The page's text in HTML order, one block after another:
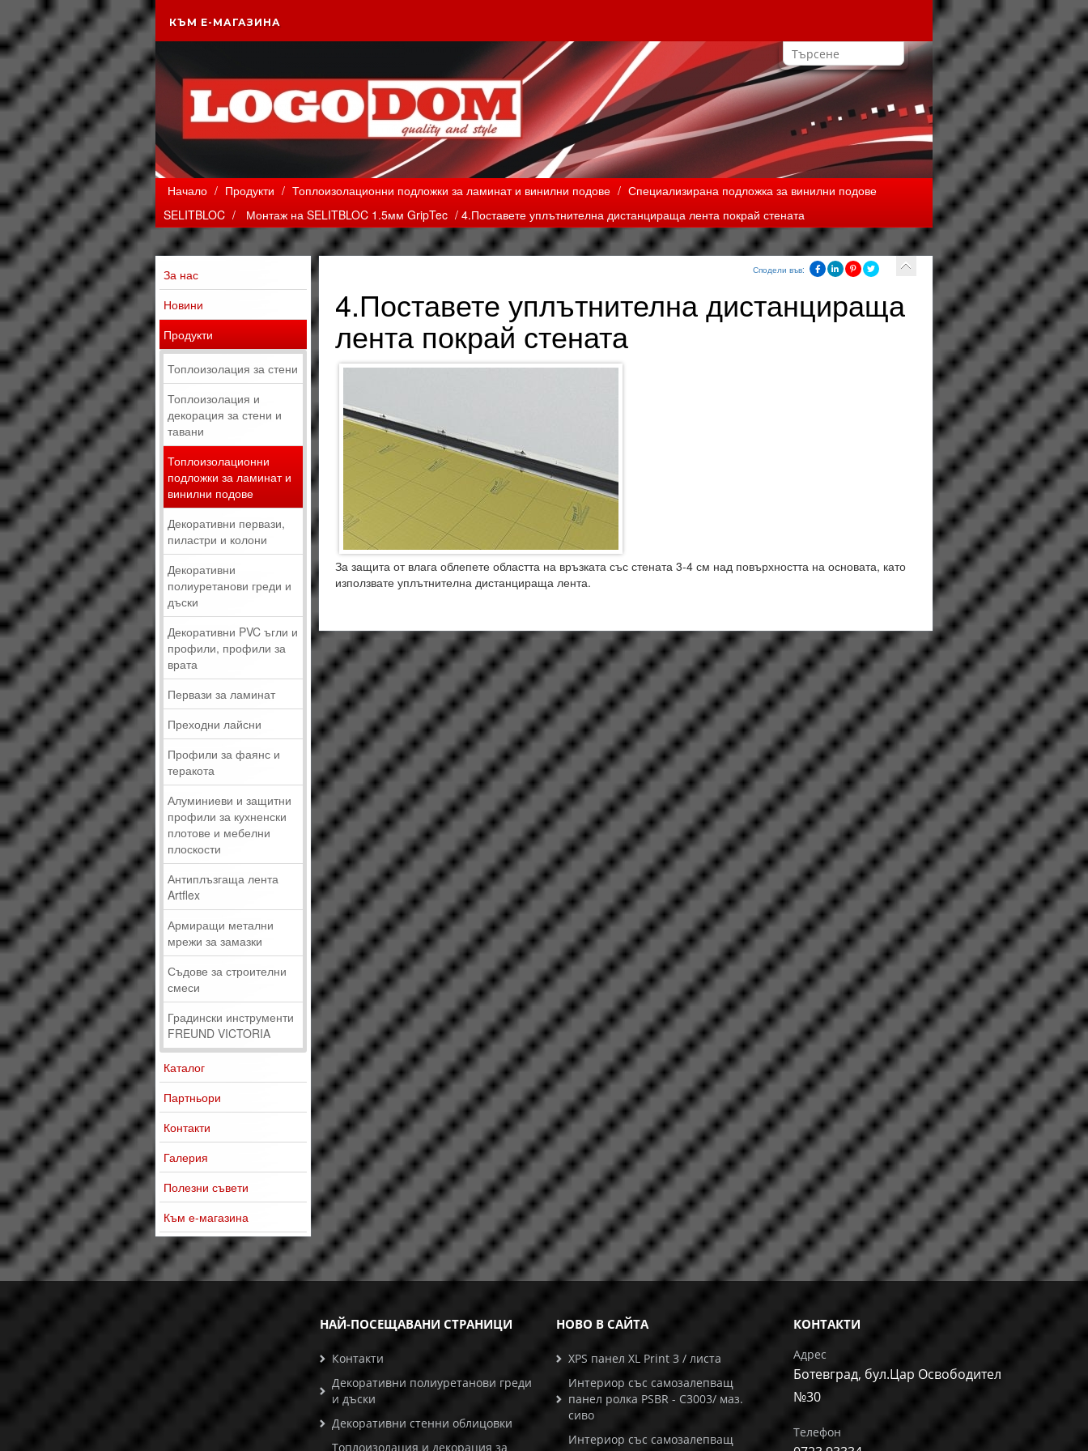
КЪМ Е-МАГАЗИНА
Начало / Продукти / Топлоизолационни подложки за ламинат и винилни подове / Специализирана подложка за винилни подове
SELITBLOC / Монтаж на SELITBLOC 1.5мм GripTec / 4.Поставете уплътнителна дистанцираща лента покрай стената
За нас
Новини
Продукти
Топлоизолация за стени
Топлоизолация и
декорация за стени и
тавани
Топлоизолационни
подложки за ламинат и
винилни подове
Декоративни первази,
пиластри и колони
Декоративни
полиуретанови греди и
дъски
Декоративни PVC ъгли и
профили, профили за
врата
Первази за ламинат
Преходни лайсни
Профили за фаянс и
теракота
Алуминиеви и защитни
профили за кухненски
плотове и мебелни
плоскости
Антиплъзгаща лента
Artflex
Армиращи метални
мрежи за замазки
Съдове за строителни
смеси
Градински инструменти
FREUND VICTORIA
Каталог
Партньори
Контакти
Галерия
Полезни съвети
Към е-магазина
Сподели във:
4.Поставете уплътнителна дистанцираща
лента покрай стената
За защита от влага облепете областта на връзката със стената 3-4 см над повърхността на основата, като
използвате уплътнителна дистанцираща лента.
НАЙ-ПОСЕЩАВАНИ СТРАНИЦИ
Контакти
Декоративни полиуретанови греди
и дъски
Декоративни стенни облицовки
Топлоизолация и декорация за
НОВО В САЙТА
XPS панел XL Print 3 / листа
Интериор със самозалепващ
панел ролка PSBR - C3003/ маз.
сиво
Интериор със самозалепващ
КОНТАКТИ
Адрес
Ботевград, бул.Цар Освободител
№30
Телефон